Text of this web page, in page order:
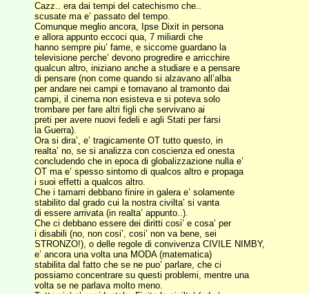
Cazz.. era dai tempi del catechismo che..
scusate ma e’ passato del tempo.
Comunque meglio ancora, Ipse Dixit in persona
e allora appunto eccoci qua, 7 miliardi che
hanno sempre piu’ fame, e siccome guardano la
televisione perche’ devono progredire e arricchire
qualcun altro, iniziano anche a studiare e a pensare
di pensare (non come quando si alzavano all’alba
per andare nei campi e tornavano al tramonto dai
campi, il cinema non esisteva e si poteva solo
trombare per fare altri figli che servivano ai
preti per avere nuovi fedeli e agli Stati per farsi
la Guerra).
Ora si dira’, e’ tragicamente OT tutto questo, in
realta’ no, se si analizza con coscienza ed onesta
concludendo che in epoca di globalizzazione nulla e’
OT ma e’ spesso sintomo di qualcos altro e propaga
i suoi effetti a qualcos altro.
Che i tamarri debbano finire in galera e’ solamente
stabilito dal grado cui la nostra civilta’ si vanta
di essere arrivata (in realta’ appunto..).
Che ci debbano essere dei diritti cosi’ e cosa’ per
i disabili (no, non cosi’, cosi’ non va bene, sei
STRONZO!), o delle regole di convivenza CIVILE NIMBY,
e’ ancora una volta una MODA (matematica)
stabilita dal fatto che se ne puo’ parlare, che ci
possiamo concentrare su questi problemi, mentre una
volta se ne parlava molto meno.